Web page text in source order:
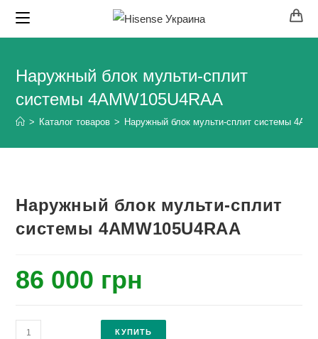
Наружный блок мульти-сплит
системы 4AMW105U4RAA
> Каталог товаров > Наружный блок мульти-сплит системы
Наружный блок мульти-сплит
системы 4AMW105U4RAA
86 000 грн
Количество
КУПИТЬ